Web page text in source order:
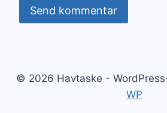
© 2026 Havtaske -
WP